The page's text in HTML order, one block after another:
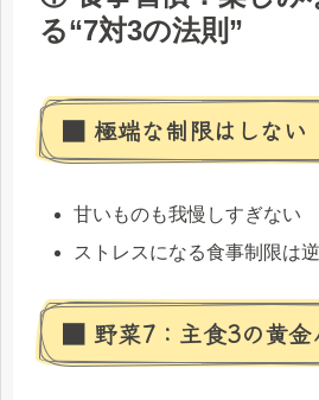
る“7対3の法則”
■ 極端な制限はしない
甘いものも我慢しすぎない
ストレスになる食事制限は
■ 野菜7：主食3の黄金